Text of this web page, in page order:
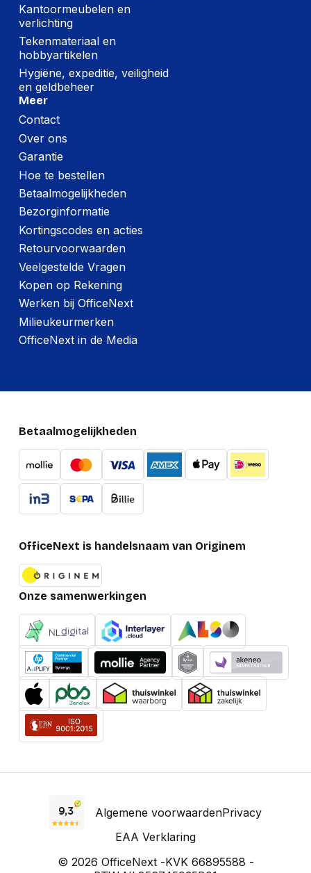
Lengte:
Gewicht:
Kantoormeubelen en
verlichting
Tekenmateriaal en
hobbyartikelen
Hygiëne, expeditie, veiligheid
en geldbeheer
Meer
Contact
Over ons
Garantie
Hoe te bestellen
Betaalmogelijkheden
Bezorginformatie
Kortingscodes en acties
Retourvoorwaarden
Veelgestelde Vragen
Kopen op Rekening
Werken bij OfficeNext
Milieukeurmerken
OfficeNext in de Media
Betaalmogelijkheden
OfficeNext is handelsnaam van Originem
Onze samenwerkingen
Algemene voorwaardenPrivacy
EAA Verklaring
© 2026 OfficeNext -KVK 66895588 -